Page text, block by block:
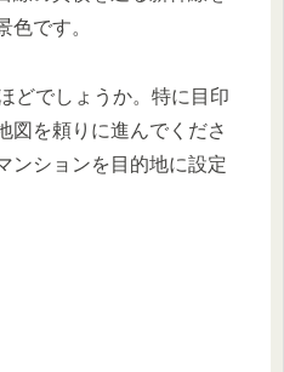
色です。
どでしょうか。特に目印
図を頼りに進んでくださ
ンションを目的地に設定